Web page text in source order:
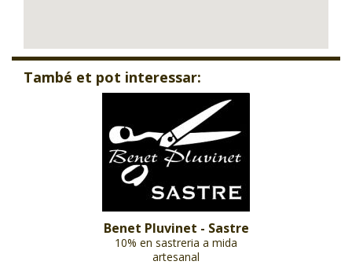
També et pot interessar:
Benet Pluvinet - Sastre
10% en sastreria a mida
artesanal